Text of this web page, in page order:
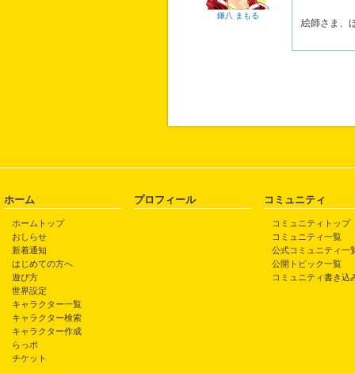
鎌八 まもる
絵師さま、
ホーム
ホームトップ
おしらせ
新着通知
はじめての方へ
遊び方
世界設定
キャラクター一覧
キャラクター検索
キャラクター作成
らっポ
チケット
プロフィール コミュニティ
コミュニティトップ
コミュニティ一覧
公式コミュニティ一
公開トピック一覧
コミュニティ書き込